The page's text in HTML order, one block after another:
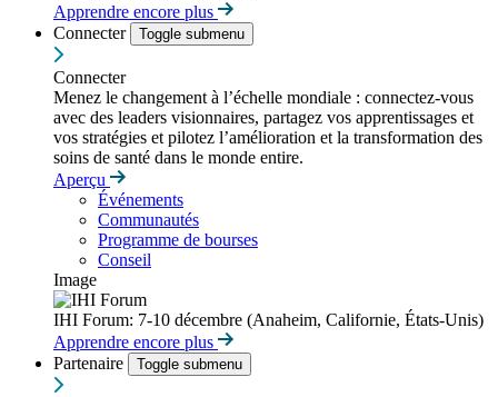
Apprendre encore plus
Connecter
Toggle submenu
Connecter
Menez le changement à l’échelle mondiale : connectez-vous
avec des leaders visionnaires, partagez vos apprentissages et
vos stratégies et pilotez l’amélioration et la transformation des
soins de santé dans le monde entire.
Aperçu
Événements
Communautés
Programme de bourses
Conseil
Image
IHI Forum: 7-10 décembre (Anaheim, Californie, États-Unis)
Apprendre encore plus
Partenaire
Toggle submenu